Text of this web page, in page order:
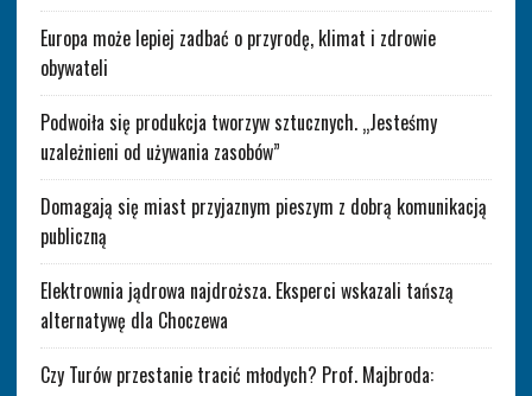
Europa może lepiej zadbać o przyrodę, klimat i zdrowie
obywateli
Podwoiła się produkcja tworzyw sztucznych. „Jesteśmy
uzależnieni od używania zasobów”
Domagają się miast przyjaznym pieszym z dobrą komunikacją
publiczną
Elektrownia jądrowa najdroższa. Eksperci wskazali tańszą
alternatywę dla Choczewa
Czy Turów przestanie tracić młodych? Prof. Majbroda: